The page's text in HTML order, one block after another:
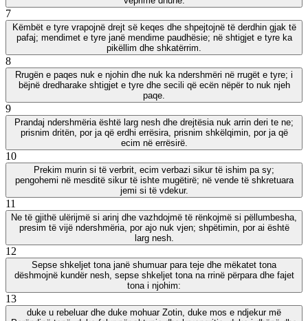
7
Këmbët e tyre vrapojnë drejt së keqes dhe shpejtojnë të derdhin gjak të
pafaj; mendimet e tyre janë mendime paudhësie; në shtigjet e tyre ka
pikëllim dhe shkatërrim.
8
Rrugën e paqes nuk e njohin dhe nuk ka ndershmëri në rrugët e tyre; i
bëjnë dredharake shtigjet e tyre dhe secili që ecën nëpër to nuk njeh
paqe.
9
Prandaj ndershmëria është larg nesh dhe drejtësia nuk arrin deri te ne;
prisnim dritën, por ja që erdhi errësira, prisnim shkëlqimin, por ja që
ecim në errësirë.
10
Prekim murin si të verbrit, ecim verbazi sikur të ishim pa sy;
pengohemi në mesditë sikur të ishte mugëtirë; në vende të shkretuara
jemi si të vdekur.
11
Ne të gjithë ulërijmë si arinj dhe vazhdojmë të rënkojmë si pëllumbesha,
presim të vijë ndershmëria, por ajo nuk vjen; shpëtimin, por ai është
larg nesh.
12
Sepse shkeljet tona janë shumuar para teje dhe mëkatet tona
dëshmojnë kundër nesh, sepse shkeljet tona na rrinë përpara dhe fajet
tona i njohim:
13
duke u rebeluar dhe duke mohuar Zotin, duke mos e ndjekur më